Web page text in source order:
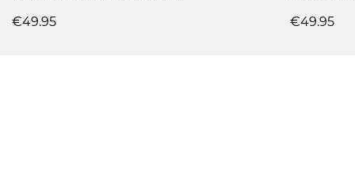
€49.95 €49.95